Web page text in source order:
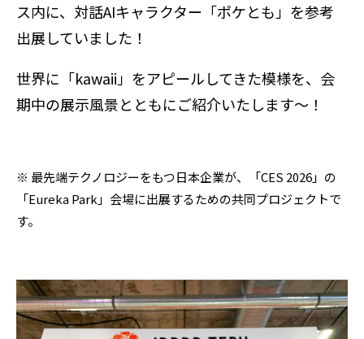
ス内に、対話AIキャラクター「ポケとも」を参考
出展していました！
世界に「kawaii」をアピールしてきた模様を、会
期中の展示風景とともにご紹介いたします～！
※ 最先端テクノロジーをもつ日本企業が、「CES 2026」の
「Eureka Park」会場に出展するための共同プロジェクトで
す。